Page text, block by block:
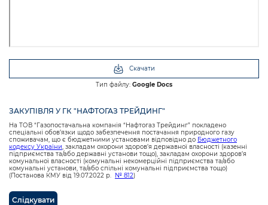
Скачати
Тип файлу: Google Docs
ЗАКУПІВЛЯ У ГК "НАФТОГАЗ ТРЕЙДИНГ"
На ТОВ “Газопостачальна компанія “Нафтогаз Трейдинг” покладено
спеціальні обов’язки щодо забезпечення постачання природного газу
споживачам, що є бюджетними установами відповідно до Бюджетного
кодексу України, закладам охорони здоров’я державної власності (казенні
підприємства та/або державні установи тощо), закладам охорони здоров’я
комунальної власності (комунальні некомерційні підприємства та/або
комунальні установи, та/або спільні комунальні підприємства тощо)
(Постанова КМУ від 19.07.2022 р. № 812)
Слідкувати